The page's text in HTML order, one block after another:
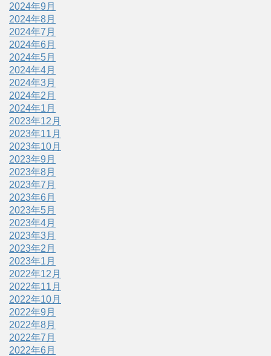
2024年9月
2024年8月
2024年7月
2024年6月
2024年5月
2024年4月
2024年3月
2024年2月
2024年1月
2023年12月
2023年11月
2023年10月
2023年9月
2023年8月
2023年7月
2023年6月
2023年5月
2023年4月
2023年3月
2023年2月
2023年1月
2022年12月
2022年11月
2022年10月
2022年9月
2022年8月
2022年7月
2022年6月